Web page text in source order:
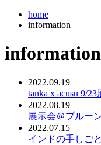
home
information
information
2022.09.19
tanka x acusu 9/
2022.08.19
展示会＠プルー
2022.07.15
インドの手しご